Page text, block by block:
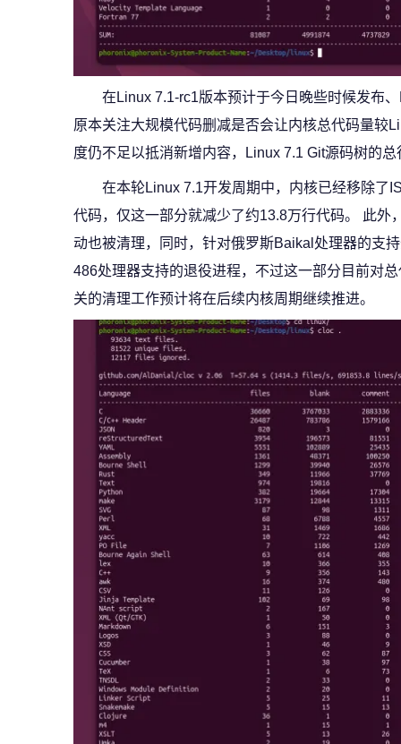
在Linux 7.1-rc1版本预计于今日晚些时候发布
原本关注大规模代码删减是否会让内核总代码量较
度仍不足以抵消新增内容，Linux 7.1 Git源码树的
在本轮Linux 7.1开发周期中，内核已经移除了
代码，仅这一部分就减少了约13.8万行代码。 此外
动也被清理，同时，针对俄罗斯Baikal处理器的支
486处理器支持的退役进程，不过这一部分目前对
关的清理工作预计将在后续内核周期继续推进。